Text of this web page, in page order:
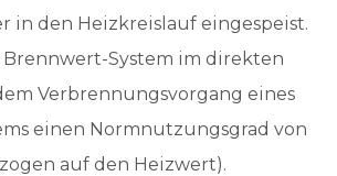
in den Heizkreislauf eingespeist.
System im direkten
Verbrennungsvorgang eines
einen Normnutzungsgrad von
auf den Heizwert).